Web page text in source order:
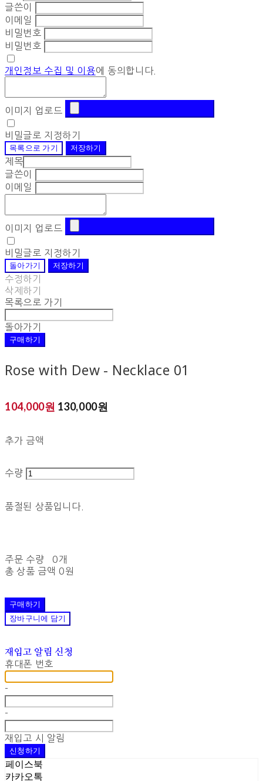
글쓴이
이메일
비밀번호
비밀번호
개인정보 수집 및 이용에 동의합니다.
이미지 업로드
비밀글로 지정하기
목록으로 가기
저장하기
제목
글쓴이
이메일
이미지 업로드
비밀글로 지정하기
돌아가기
저장하기
수정하기
삭제하기
목록으로 가기
돌아가기
구매하기
Rose with Dew - Necklace 01
104,000원 130,000원
추가 금액
수량
품절된 상품입니다.
주문 수량
0개
총 상품 금액 0원
구매하기
장바구니에 담기
재입고 알림 신청
휴대폰 번호
-
-
재입고 시 알림
신청하기
페이스북
카카오톡